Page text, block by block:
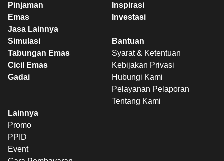
Pinjaman
Emas
Jasa Lainnya
Inspirasi
Investasi
Simulasi
Tabungan Emas
Cicil Emas
Gadai
Bantuan
Syarat & Ketentuan
Kebijakan Privasi
Hubungi Kami
Pelayanan Pelaporan
Tentang Kami
Lainnya
Promo
PPID
Event